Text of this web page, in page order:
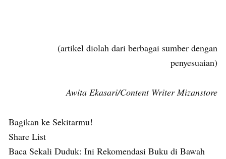
(artikel diolah dari berbagai sumber dengan
penyesuaian)
Awita Ekasari/Content Writer Mizanstore
Bagikan ke Sekitarmu!
Share List
Baca Sekali Duduk: Ini Rekomendasi Buku di Bawah